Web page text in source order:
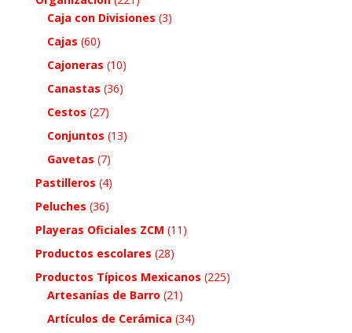
Caja con Divisiones (3)
Cajas (60)
Cajoneras (10)
Canastas (36)
Cestos (27)
Conjuntos (13)
Gavetas (7)
Pastilleros (4)
Peluches (36)
Playeras Oficiales ZCM (11)
Productos escolares (28)
Productos Típicos Mexicanos (225)
Artesanías de Barro (21)
Artículos de Cerámica (34)